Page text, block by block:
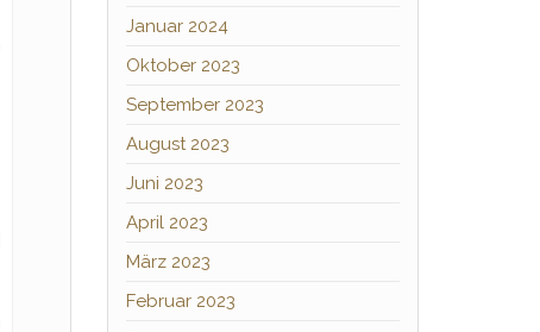
Januar 2024
Oktober 2023
September 2023
August 2023
Juni 2023
April 2023
März 2023
Februar 2023